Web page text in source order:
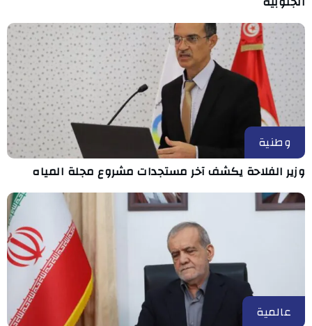
وطنية
وزير الفلاحة يكشف آخر مستجدات مشروع مجلة المياه
عالمية